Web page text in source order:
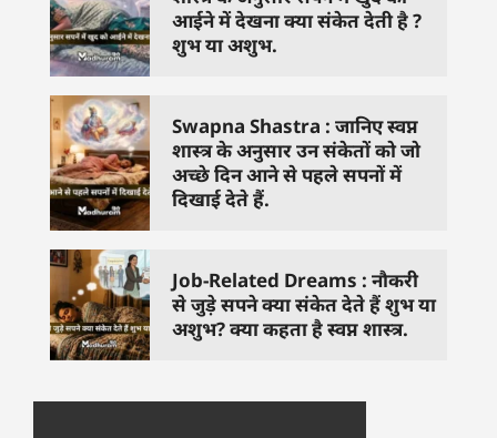
आईने में देखना क्या संकेत देती है ?
शुभ या अशुभ.
Swapna Shastra : जानिए स्वप्न
शास्त्र के अनुसार उन संकेतों को जो
अच्छे दिन आने से पहले सपनों में
दिखाई देते हैं.
Job-Related Dreams : नौकरी
से जुड़े सपने क्या संकेत देते हैं शुभ या
अशुभ? क्या कहता है स्वप्न शास्त्र.